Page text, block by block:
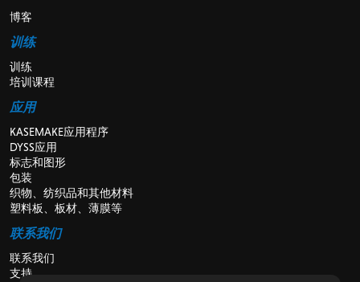
博客
训练
训练
培训课程
应用
KASEMAKE应用程序
DYSS应用
标志和图形
包装
织物、纺织品和其他材料
塑料板、板材、薄膜等
联系我们
联系我们
支持